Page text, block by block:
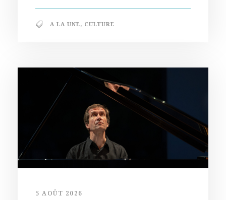
A LA UNE, CULTURE
5 AOÛT 2026